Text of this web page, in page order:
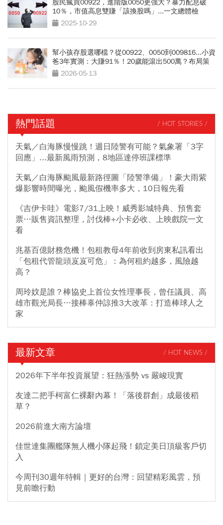
股民瘋買00922，進階版0050更強大？暴力配息破
10％，市值高息雙賺「該換股嗎」...一文總體檢
2025-10-29
幫小孩存股選哪檔？從00922、0050到009816...小資
爸3年實測：大賺91％！20歲能滾出500萬？布局策
略快看
2026-05-13
熱門話題 / HOT STORIES /
天氣／白海豚慢慢跳！週日陸警有可能？氣象署「3字
回應」...最新風雨預測，8地區達停班課標準
天氣／白海豚颱風最新路徑圖「陸警準備」！豪大雨紫
爆影響時間曝光，颱風假機率多大，10日報先看
《吉伊卡哇》電影7/31上映！威秀影城特典、預售套
票…販售資訊整理，討伐棒+小卡必收、上映戲院一文
看
兆基百億財務危機！包租教母4年前收到房東私訊看出
「包租代管龍頭岌岌可危」：為何租約越多，風險越
高？
周玲妏是誰？棒協史上首位女性理事長，曾任議員、高
雄市觀光局長…接棒辜仲諒推3大改革：打造棒球人之
家
最新文章 / HOT NEWS /
2026年下半年投資展望：狂熱漲勢 vs 嚴峻現實
友達二把手柯富仁裸辭內幕！「落後群創」成最後稻
草？
2026前進大南方論壇
佳世達集團艦隊無人機小隊起飛！鎖定美日頂級客戶切
入
今周刊30週年特輯｜更好的台灣：回望精彩風雲，預
見前瞻行動